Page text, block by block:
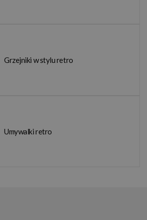
Grzejniki w stylu retro
Umywalki retro